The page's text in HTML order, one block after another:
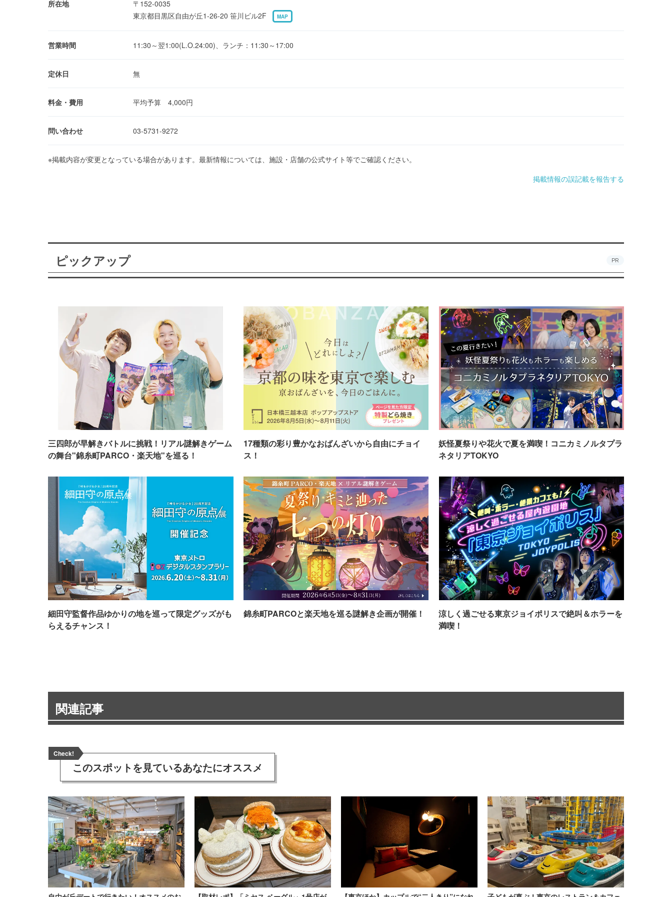
所在地
〒152-0035
東京都目黒区自由が丘1-26-20 笹川ビル2F
MAP
営業時間 11:30～翌1:00(L.O.24:00)、ランチ：11:30～17:00
定休日 無
料金・費用 平均予算 4,000円
問い合わせ 03-5731-9272
※掲載内容が変更となっている場合があります。最新情報については、施設・店舗の公式サイト等でご確認ください。
掲載情報の誤記載を報告する
ピックアップ PR
三四郎が早解きバトルに挑戦！リアル謎解きゲーム
の舞台"錦糸町PARCO・楽天地"を巡る！
17種類の彩り豊かなおばんざいから自由にチョイ
ス！
妖怪夏祭りや花火で夏を満喫！コニカミノルタプラ
ネタリアTOKYO
細田守監督作品ゆかりの地を巡って限定グッズがも
らえるチャンス！
錦糸町PARCOと楽天地を巡る謎解き企画が開催！
涼しく過ごせる東京ジョイポリスで絶叫＆ホラーを
満喫！
関連記事
Check!
このスポットを見ているあなたにオススメ